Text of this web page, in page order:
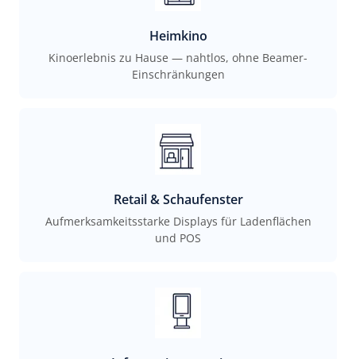
Heimkino
Kinoerlebnis zu Hause — nahtlos, ohne Beamer-
Einschränkungen
Retail & Schaufenster
Aufmerksamkeitsstarke Displays für Ladenflächen
und POS